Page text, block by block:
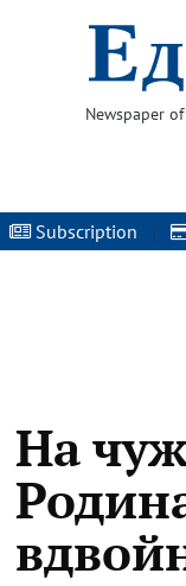
Newspaper
Subscription |
На